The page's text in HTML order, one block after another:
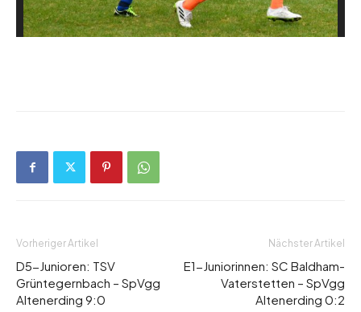
Vorheriger Artikel
D5-Junioren: TSV
Grüntegernbach – SpVgg
Altenerding 9:0
Nächster Artikel
E1-Juniorinnen: SC Baldham-
Vaterstetten – SpVgg
Altenerding 0:2